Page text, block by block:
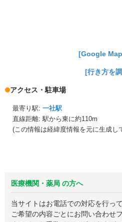
[Google
[行き方を
アクセス・駐車場
最寄り駅: 一社駅
直線距離: 駅から東に約110m
(この情報は経緯度情報を元に生成し
医療機関・薬局 の方へ
当サイトはお電話での対応を行っ
ご希望の内容ごとにお問い合わせ